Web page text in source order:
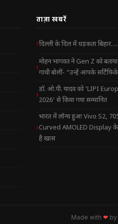
ताज़ा खबरें
दिल्ली के दिल में धड़कता
मोहन भागवत ने Gen Z को बताया
गांधी बोलीं- “उन्हें आपके
डॉ. ओ.पी. यादव को ‘LIPI
2026’ से किया गया सम्मानित
भारत में लॉन्च हुआ Vivo S2,
Curved AMOLED Display
है खास
Made with ❤ by